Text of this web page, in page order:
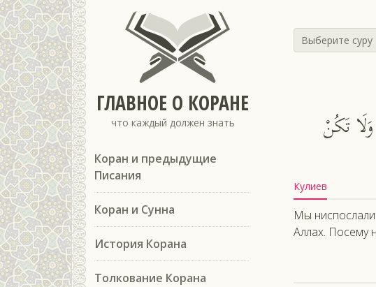
ГЛАВНОЕ О КОРАНЕ
что каждый должен знать
Коран и предыдущие
Писания
Коран и Сунна
История Корана
Толкование Корана
Выберите суру
تَكُنْ
Кулиев
Мы
Аллах. Посему